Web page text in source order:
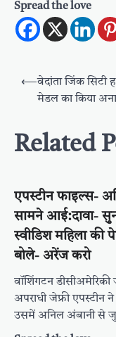
Spread the love
Post
navigation
⟵वेदांता जिंक सिटी
मेडल का किया
Related
एपस्टीन फाइल्स-
सामने आई:दावा-
स्वीडिश महिला
बोले- अरेंज करो
वॉशिंगटन डीसीअमेरिकी
अपराधी जेफ्री एपस्टीन
उसमें अनिल अंबानी से